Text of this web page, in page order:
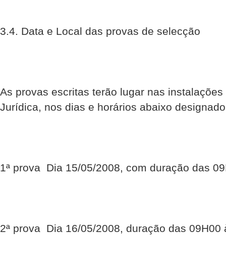
3.4. Data e Local das provas de selecção
As provas escritas terão lugar nas
Jurídica, nos dias e horários abaixo
1ª prova  Dia 15/05/2008, com duração das
2ª prova  Dia 16/05/2008, duração das 09H00